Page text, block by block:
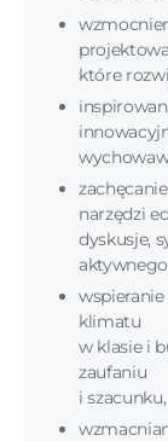
które
narzędzi
dyskusje,
klimatu
w klasie i
zaufaniu
i szacunku,